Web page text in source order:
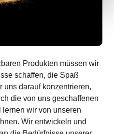
Produkten müssen wir
schaffen, die Spaß
uns darauf konzentrieren,
die von uns geschaffenen
wir von unseren
Wir entwickeln und